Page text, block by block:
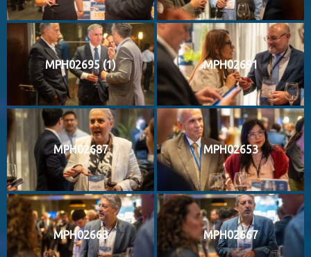
MPH02695 (1) MPH02691
MPH02687 MPH02653
MPH02663 MPH02667